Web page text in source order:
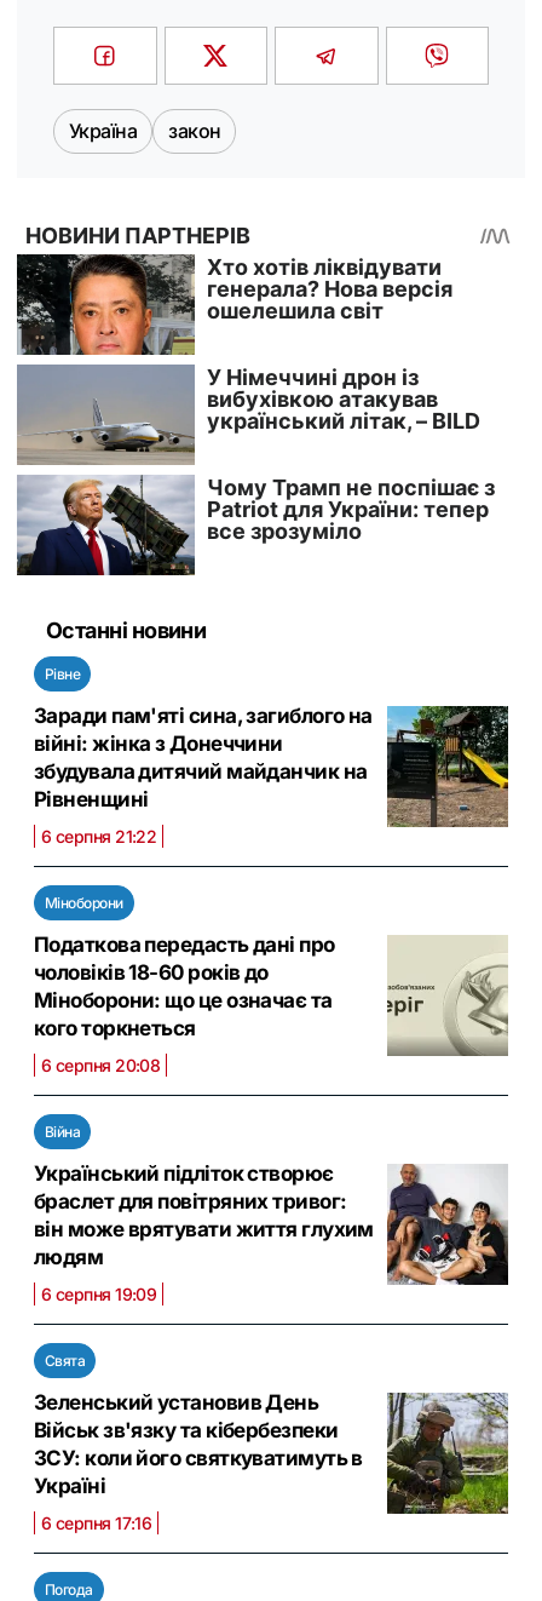
Україна закон
Останні новини
Рівне
Заради пам'яті сина, загиблого на
війні: жінка з Донеччини
збудувала дитячий майданчик на
Рівненщині
6 серпня 21:22
Міноборони
Податкова передасть дані про
чоловіків 18-60 років до
Міноборони: що це означає та
кого торкнеться
6 серпня 20:08
Війна
Український підліток створює
браслет для повітряних тривог:
він може врятувати життя глухим
людям
6 серпня 19:09
Свята
Зеленський установив День
Військ зв'язку та кібербезпеки
ЗСУ: коли його святкуватимуть в
Україні
6 серпня 17:16
Погода